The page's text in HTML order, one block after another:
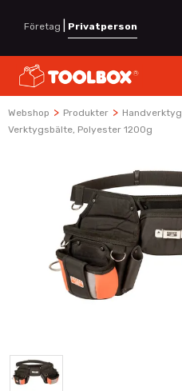
Företag Privatperson
Webshop > Produkter > Handverktyg
Verktygsbälte, Polyester 1200g